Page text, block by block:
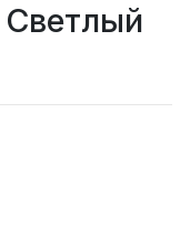
Светлый